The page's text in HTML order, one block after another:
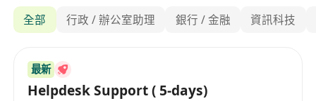
全部 行政 / 辦公室助理 銀行 / 金融 資訊科技
最新
Helpdesk Support ( 5-days)